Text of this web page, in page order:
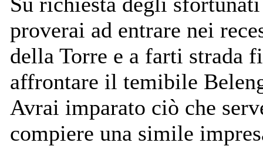
proverai ad entrare nei
della Torre e a farti strada
affrontare il temibile
Avrai imparato ciò che
compiere una simile